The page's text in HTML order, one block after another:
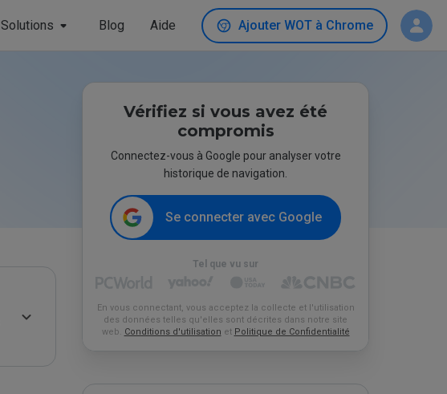
Solutions Blog Aide Ajouter WOT à Chrome
Vérifiez si vous avez été
compromis
Connectez-vous à Google pour analyser votre
historique de navigation.
Se connecter avec Google
Tel que vu sur
En vous connectant, vous acceptez la collecte et l'utilisation
des données telles qu'elles sont décrites dans notre site
web. Conditions d'utilisation et Politique de Confidentialité